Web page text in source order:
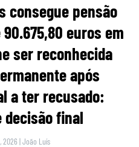
consegue pensão
euros em
ser reconhecida
após
a ter recusado:
final
2026 |João Luís